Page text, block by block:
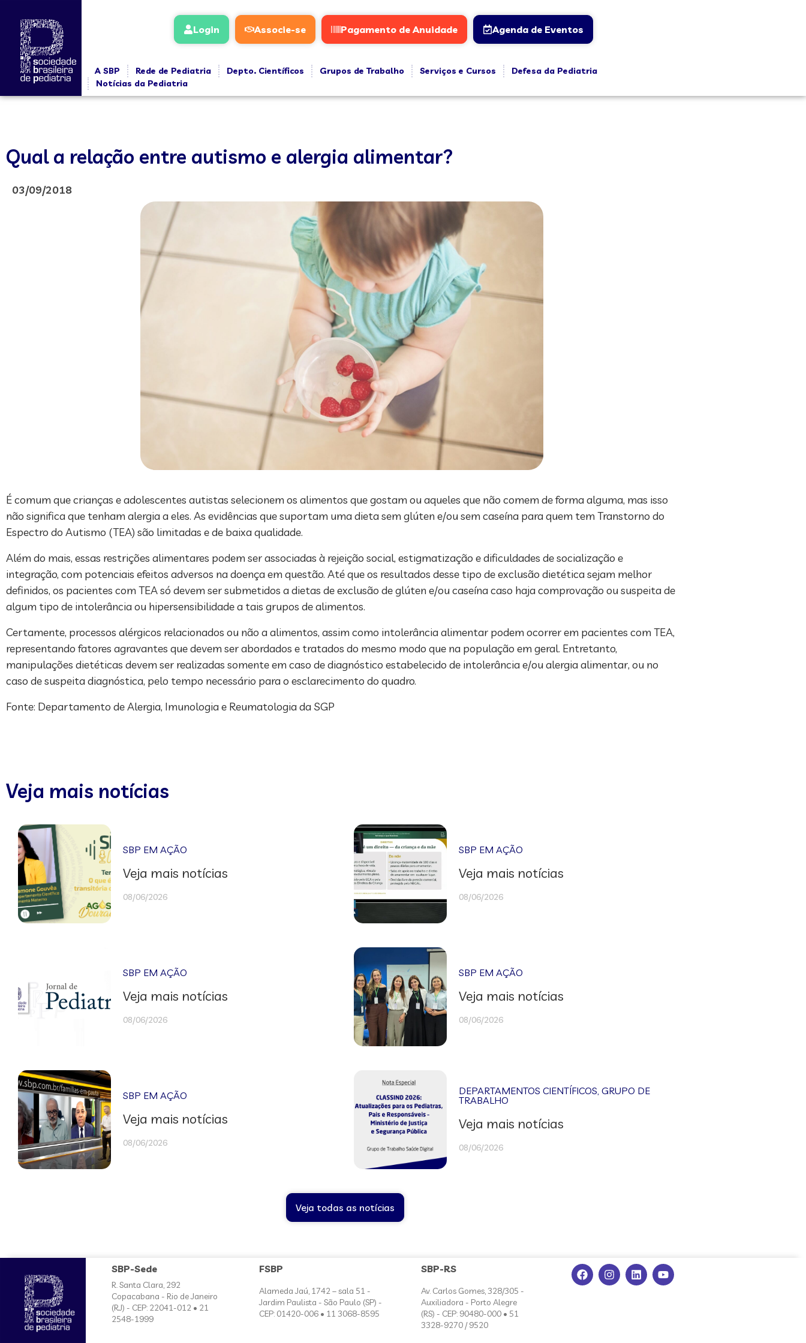
Login Associe-se Pagamento de Anuidade Agenda de Eventos
A SBP Rede de Pediatria Depto. Científicos Grupos de Trabalho Serviços e Cursos
Defesa da Pediatria
Notícias da Pediatria
Qual a relação entre autismo e alergia alimentar?
03/09/2018
É comum que crianças e adolescentes autistas selecionem os alimentos que gostam ou aqueles que não comem de forma alguma, mas isso
não significa que tenham alergia a eles. As evidências que suportam uma dieta sem glúten e/ou sem caseína para quem tem Transtorno do
Espectro do Autismo (TEA) são limitadas e de baixa qualidade.
Além do mais, essas restrições alimentares podem ser associadas à rejeição social, estigmatização e dificuldades de socialização e
integração, com potenciais efeitos adversos na doença em questão. Até que os resultados desse tipo de exclusão dietética sejam melhor
definidos, os pacientes com TEA só devem ser submetidos a dietas de exclusão de glúten e/ou caseína caso haja comprovação ou suspeita de
algum tipo de intolerância ou hipersensibilidade a tais grupos de alimentos.
Certamente, processos alérgicos relacionados ou não a alimentos, assim como intolerância alimentar podem ocorrer em pacientes com TEA,
representando fatores agravantes que devem ser abordados e tratados do mesmo modo que na população em geral. Entretanto,
manipulações dietéticas devem ser realizadas somente em caso de diagnóstico estabelecido de intolerância e/ou alergia alimentar, ou no
caso de suspeita diagnóstica, pelo tempo necessário para o esclarecimento do quadro.
Fonte: Departamento de Alergia, Imunologia e Reumatologia da SGP
Veja mais notícias
SBP EM AÇÃO
Veja mais notícias
08/06/2026
SBP EM AÇÃO
Veja mais notícias
08/06/2026
SBP EM AÇÃO
Veja mais notícias
08/06/2026
SBP EM AÇÃO
Veja mais notícias
08/06/2026
SBP EM AÇÃO
Veja mais notícias
08/06/2026
DEPARTAMENTOS CIENTÍFICOS ,GRUPO DE
TRABALHO
Veja mais notícias
08/06/2026
Veja todas as notícias
SBP-Sede
R. Santa Clara, 292
Copacabana - Rio de Janeiro
(RJ) - CEP: 22041-012 • 21
2548-1999
FSBP
Alameda Jaú, 1742 – sala 51 -
Jardim Paulista - São Paulo (SP) -
CEP: 01420-006 • 11 3068-8595
SBP-RS
Av. Carlos Gomes, 328/305 -
Auxiliadora - Porto Alegre
(RS) - CEP: 90480-000 • 51
3328-9270 / 9520